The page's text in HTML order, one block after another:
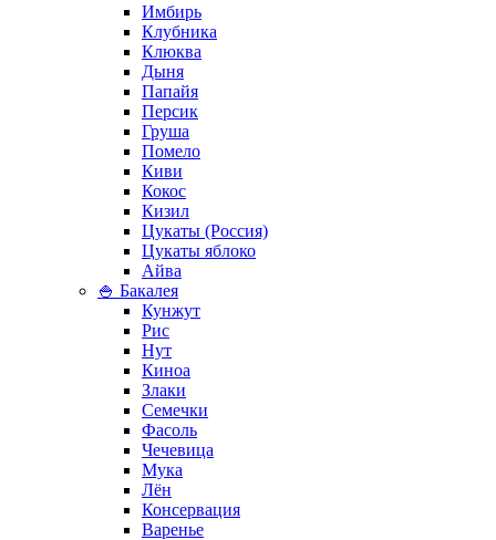
Имбирь
Клубника
Клюква
Дыня
Папайя
Персик
Груша
Помело
Киви
Кокос
Кизил
Цукаты (Россия)
Цукаты яблоко
Айва
🍚 Бакалея
Кунжут
Рис
Нут
Киноа
Злаки
Семечки
Фасоль
Чечевица
Мука
Лён
Консервация
Варенье